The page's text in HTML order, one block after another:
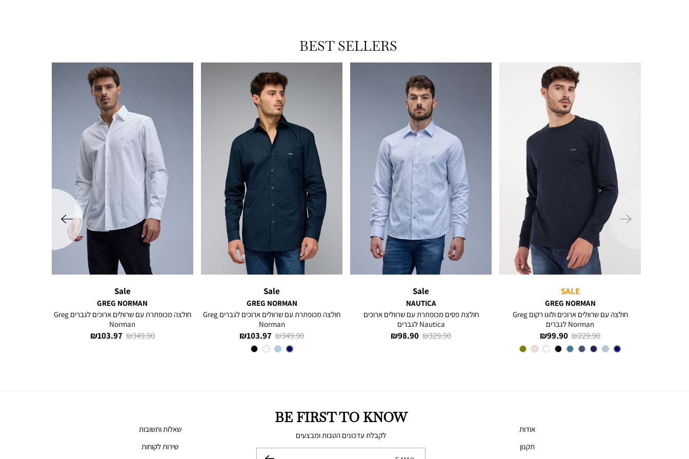
BEST SELLERS
ימינה
SALE
GREG NORMAN
חולצה עם שרוולים ארוכים ולוגו רקום Greg
Norman לגברים
מחיר
מוצר
99.90 ₪
מחיר
רגיל
229.90 ₪
צבע
NAVY
Sale
NAUTICA
חולצת פסים מכופתרת עם שרוולים ארוכים
Nautica לגברים
מחיר
98.90 ₪
מחיר
329.90 ₪
Sale
GREG NORMAN
חולצה מכופתרת עם שרוולים ארוכים לגברים Greg
Norman
מחיר
מוצר
103.97 ₪
מחיר
רגיל
349.90 ₪
צבע
NAVY
Sale
GREG NORMAN
חולצה מכופתרת עם שרוולים ארוכים לגברים Greg
Norman
מחיר
103.97 ₪
מחיר
349.90 ₪
שמאלה
BE FIRST TO KNOW
לקבלת עדכונים הטבות ומבצעים
אודות
תקנון
שאלות ותשובות
שירות לקוחות